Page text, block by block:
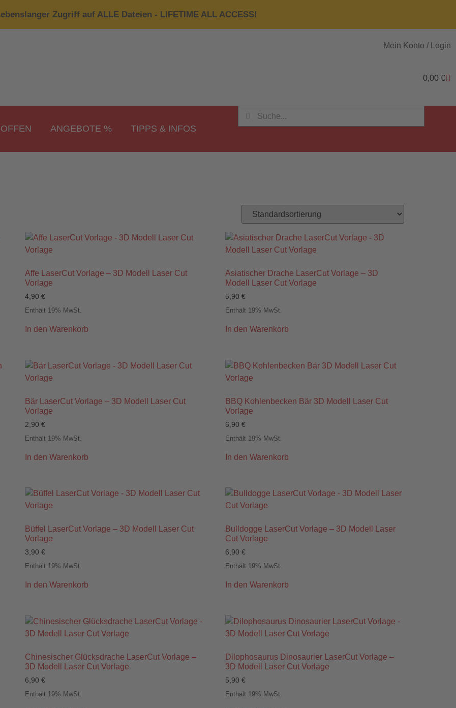
Zugriff auf ALLE Dateien - LIFETIME ALL ACCESS!
Mein Konto / Login
0,00 €
ANGEBOTE % TIPPS & INFOS
Affe LaserCut Vorlage – 3D Modell Laser Cut
Vorlage
4,90 €
Enthält 19% MwSt.
In den Warenkorb
Asiatischer Drache LaserCut Vorlage – 3D
Modell Laser Cut Vorlage
5,90 €
Enthält 19% MwSt.
In den Warenkorb
Bär LaserCut Vorlage – 3D Modell Laser Cut
Vorlage
2,90 €
Enthält 19% MwSt.
In den Warenkorb
BBQ Kohlenbecken Bär 3D Modell Laser Cut
Vorlage
6,90 €
Enthält 19% MwSt.
In den Warenkorb
Büffel LaserCut Vorlage – 3D Modell Laser Cut
Vorlage
3,90 €
Enthält 19% MwSt.
In den Warenkorb
Bulldogge LaserCut Vorlage – 3D Modell Laser
Cut Vorlage
6,90 €
Enthält 19% MwSt.
In den Warenkorb
Chinesischer Glücksdrache LaserCut Vorlage –
3D Modell Laser Cut Vorlage
6,90 €
Enthält 19% MwSt.
Dilophosaurus Dinosaurier LaserCut Vorlage –
3D Modell Laser Cut Vorlage
5,90 €
Enthält 19% MwSt.